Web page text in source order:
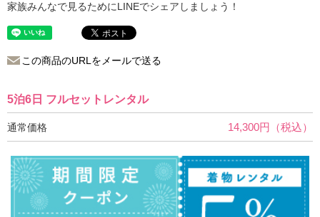
家族みんなで見るためにLINEでシェアしましょう！
この商品のURLをメールで送る
5泊6日 フルセットレンタル
通常価格 14,300円（税込）